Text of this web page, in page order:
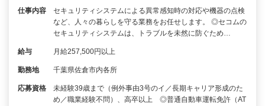
仕事内容
セキュリティシステムによる異常感知時の対応や機器の点検
など、人々の暮らしを守る業務をお任せします。 ◎セコムの
セキュリティシステムは、トラブルを未然に防ぐため…
給与 月給257,500円以上
勤務地 千葉県佐倉市内各所
応募資格
未経験39歳まで（例外事由3号のイ／長期キャリア形成のた
め／職業経験不問）、高卒以上 ◎普通自動車運転免許（AT